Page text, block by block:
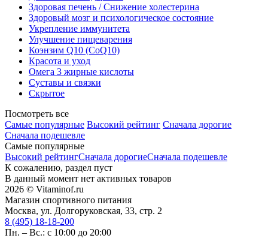
Здоровая печень / Cнижение холестерина
Здоровый мозг и психологическое состояние
Укрепление иммунитета
Улучшение пищеварения
Коэнзим Q10 (CoQ10)
Красота и уход
Омега 3 жирные кислоты
Суставы и связки
Скрытое
Посмотреть все
Самые популярные Высокий рейтинг Сначала дорогие
Сначала подешевле
Самые популярные
Высокий рейтингСначала дорогиеСначала подешевле
К сожалению, раздел пуст
В данный момент нет активных товаров
2026 © Vitaminof.ru
Магазин спортивного питания
Москва, ул. Долгоруковская, 33, стр. 2
8 (495) 18-18-200
Пн. – Вс.: с 10:00 до 20:00